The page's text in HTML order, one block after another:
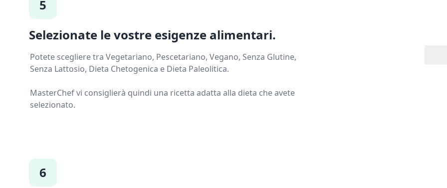
5
Selezionate le vostre esigenze alimentari.
Potete scegliere tra Vegetariano, Pescetariano, Vegano, Senza Glutine,
Senza Lattosio, Dieta Chetogenica e Dieta Paleolitica.
MasterChef vi consiglierà quindi una ricetta adatta alla dieta che avete
selezionato.
6